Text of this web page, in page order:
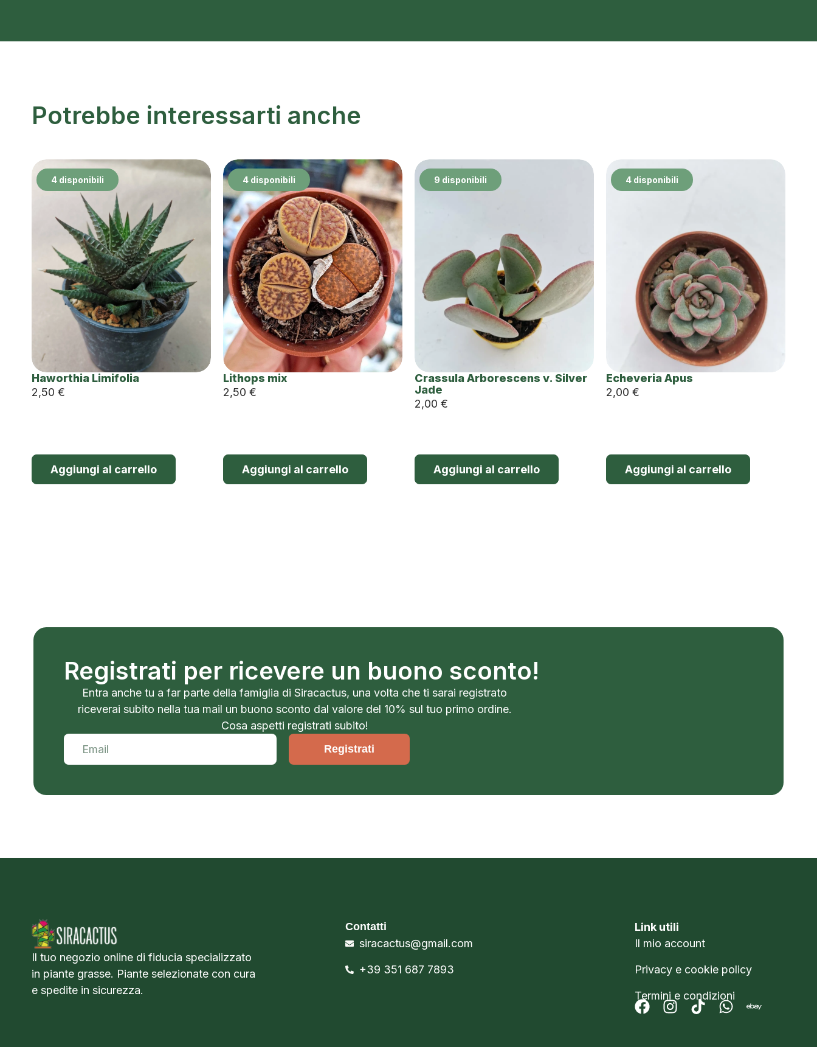
Potrebbe interessarti anche
4 disponibili
Haworthia Limifolia
2,50 €
Aggiungi al carrello
4 disponibili
Lithops mix
2,50 €
Aggiungi al carrello
9 disponibili
Crassula Arborescens v. Silver
Jade
2,00 €
Aggiungi al carrello
4 disponibili
Echeveria Apus
2,00 €
Aggiungi al carrello
Registrati per ricevere un buono sconto!
Entra anche tu a far parte della famiglia di Siracactus, una volta che ti sarai registrato
riceverai subito nella tua mail un buono sconto dal valore del 10% sul tuo primo ordine.
Cosa aspetti registrati subito!
Registrati
Il tuo negozio online di fiducia specializzato
in piante grasse. Piante selezionate con cura
e spedite in sicurezza.
Contatti
siracactus@gmail.com
+39 351 687 7893
Link utili
Il mio account
Privacy e cookie policy
Termini e condizioni